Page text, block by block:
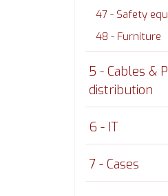
47 - Safety
48 - Furniture
5 - Cables &
distribution
6 - IT
7 - Cases